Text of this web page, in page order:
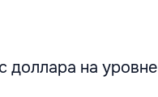
доллара на уровне